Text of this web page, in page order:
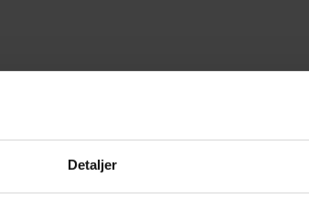
Detaljer